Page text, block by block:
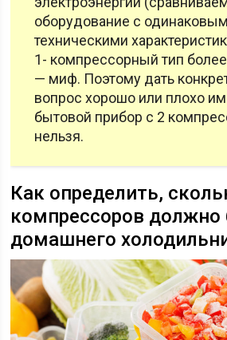
оборудование с
техническими
1- компрессорный тип
— миф. Поэтому дать
вопрос хорошо или плохо
бытовой прибор с 2
нельзя.
Как определить,
компрессоров должно
домашнего